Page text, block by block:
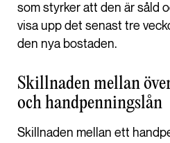
som styrker att den är såld
visa upp det senast tre
den nya bostaden.
Skillnaden mellan
och handpenningslån
Skillnaden mellan ett